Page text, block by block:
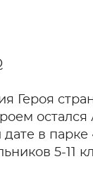
Героя
дате в
5-11